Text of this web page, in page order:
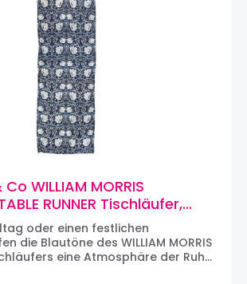
und ein Bewusstsein
zu schaffen.
WILLIAM MORRIS
RUNNER Tischläufer,
x 45 cm)
oder einen festlichen
die Blautöne des WILLIAM MORRIS
eine Atmosphäre der Ruhe